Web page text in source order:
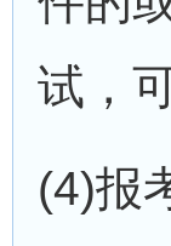
试，
(4)报